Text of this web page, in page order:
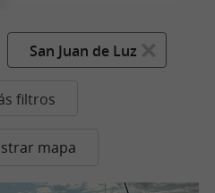
San Juan de Luz
filtros
mapa